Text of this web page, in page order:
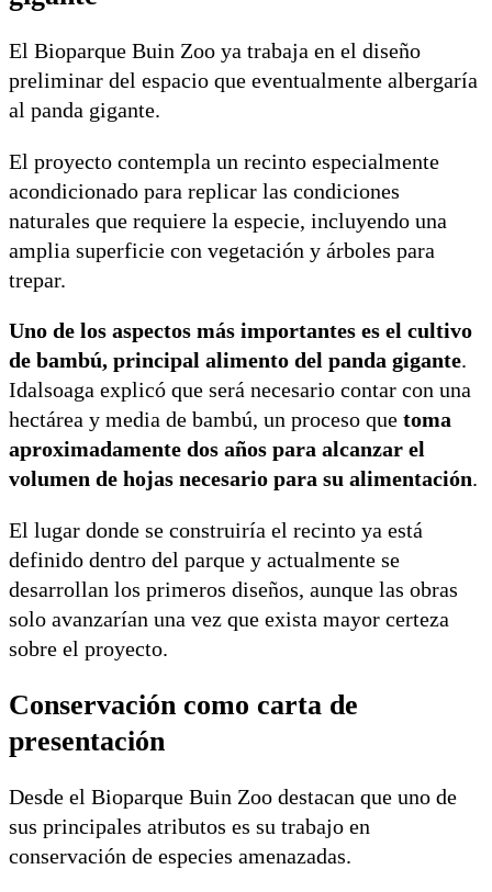
El Bioparque Buin Zoo ya trabaja en el diseño
preliminar del espacio que eventualmente albergaría
al panda gigante.
El proyecto contempla un recinto especialmente
acondicionado para replicar las condiciones
naturales que requiere la especie, incluyendo una
amplia superficie con vegetación y árboles para
trepar.
Uno de los aspectos más importantes es el cultivo
de bambú, principal alimento del panda gigante.
Idalsoaga explicó que será necesario contar con una
hectárea y media de bambú, un proceso que toma
aproximadamente dos años para alcanzar el
volumen de hojas necesario para su alimentación.
El lugar donde se construiría el recinto ya está
definido dentro del parque y actualmente se
desarrollan los primeros diseños, aunque las obras
solo avanzarían una vez que exista mayor certeza
sobre el proyecto.
Conservación como carta de
presentación
Desde el Bioparque Buin Zoo destacan que uno de
sus principales atributos es su trabajo en
conservación de especies amenazadas.